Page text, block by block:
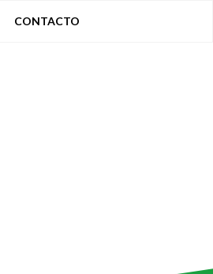
CONTACTO